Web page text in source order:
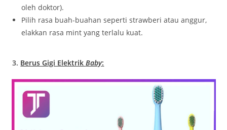
oleh doktor).
Pilih rasa buah-buahan seperti strawberi atau anggur,
elakkan rasa mint yang terlalu kuat.
3. Berus Gigi ElektrikBaby: